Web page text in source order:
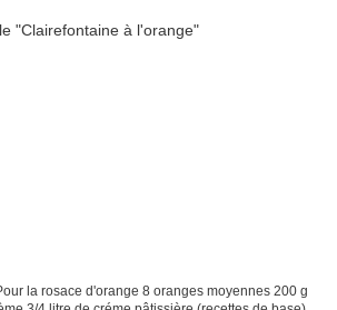
la rosace d'orange 8 oranges moyennes 200 g